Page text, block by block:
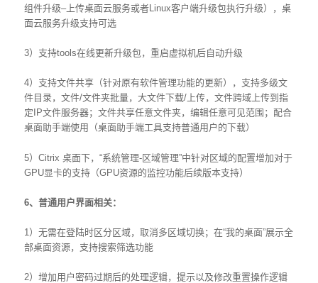
组件升级–上传桌面云服务或者Linux客户端升级包执行升级），桌
面云服务升级支持可选
3）支持tools在线更新升级包，重启虚拟机后自动升级
4）支持文件共享（针对原有软件管理功能的更新），支持多级文
件目录，文件/文件夹批量，大文件下载/上传，文件跨域上传到指
定IP文件服务器；文件共享任意文件夹，编辑任意可见范围；配合
桌面助手端使用（桌面助手端工具支持普通用户的下载）
5）Citrix 桌面下，“系统管理-区域管理”中针对区域的配置增加对于
GPU显卡的支持（GPU资源的监控功能后续版本支持）
6、普通用户界面相关：
1）无需在登陆时区分区域，取消多区域切换；在“我的桌面”展示全
部桌面资源，支持搜索筛选功能
2）增加用户密码过期后的处理逻辑，提示以及修改重置操作逻辑